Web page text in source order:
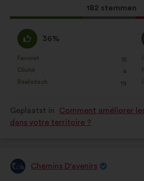
Dit
voorstel
182 stemmen
Mee
eens
:
36%
als:
Favoriet
: 15
keer
Cliché
: 4
keer
Realistisch
: 19
keer
:
:
:
:
Geplaatst in
Comment améliorer
dans votre territoire ?
VoorstelChemins D'avenirs
geaggregeerde wijze te
cookies om ons te
impact via sociale